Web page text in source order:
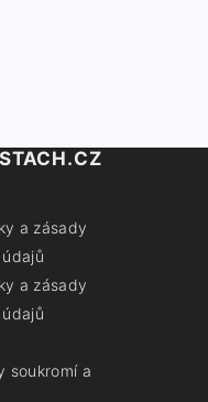
a zásady
a zásady
soukromí a